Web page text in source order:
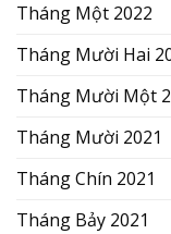
Tháng Một 2022
Tháng Mười Hai
Tháng Mười Một
Tháng Mười 2021
Tháng Chín 2021
Tháng Bảy 2021